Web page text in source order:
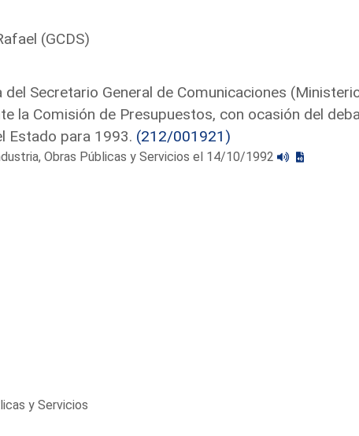
(GCDS)
Secretario General de Comunicaciones
la Comisión de Presupuestos, con ocasión del
Estado para 1993. (212/001921)
Obras Públicas y Servicios el 14/10/1992
y Servicios